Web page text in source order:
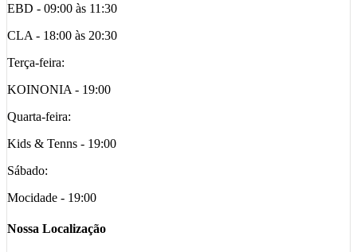
EBD - 09:00 às 11:30
CLA - 18:00 às 20:30
Terça-feira:
KOINONIA - 19:00
Quarta-feira:
Kids & Tenns - 19:00
Sábado:
Mocidade - 19:00
Nossa Localização